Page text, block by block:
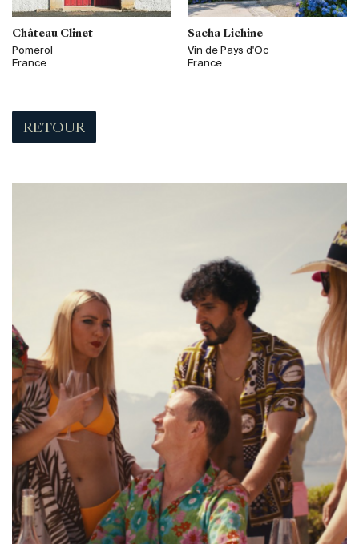
Château Clinet
Pomerol
France
Sacha Lichine
Vin de Pays d'Oc
France
RETOUR